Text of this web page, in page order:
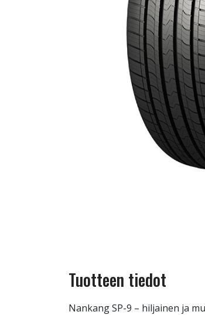
Tuotteen tiedot
Nankang SP-9 – hiljainen ja